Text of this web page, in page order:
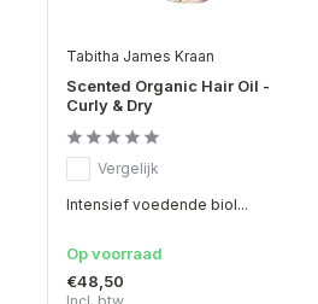
Tabitha James Kraan
Scented Organic Hair Oil -
Curly & Dry
Vergelijk
Intensief voedende biol...
Op voorraad
€48,50